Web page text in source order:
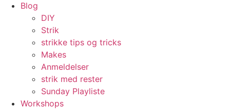
Blog
DIY
Strik
strikke tips og tricks
Makes
Anmeldelser
strik med rester
Sunday Playliste
Workshops